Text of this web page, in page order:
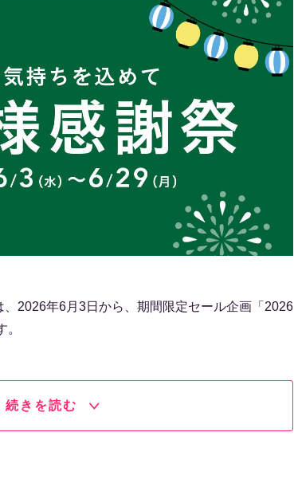
、2026年6月3日から、期間限定セール企画「2026
続きを読む